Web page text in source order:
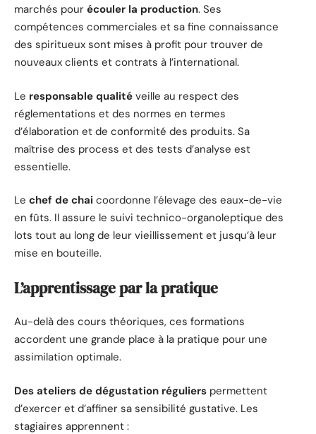
marchés pour écouler la production. Ses
compétences commerciales et sa fine connaissance
des spiritueux sont mises à profit pour trouver de
nouveaux clients et contrats à l’international.
Le responsable qualité veille au respect des
réglementations et des normes en termes
d’élaboration et de conformité des produits. Sa
maîtrise des process et des tests d’analyse est
essentielle.
Le chef de chai coordonne l’élevage des eaux-de-vie
en fûts. Il assure le suivi technico-organoleptique des
lots tout au long de leur vieillissement et jusqu’à leur
mise en bouteille.
L’apprentissage par la pratique
Au-delà des cours théoriques, ces formations
accordent une grande place à la pratique pour une
assimilation optimale.
Des ateliers de dégustation réguliers permettent
d’exercer et d’affiner sa sensibilité gustative. Les
stagiaires apprennent :